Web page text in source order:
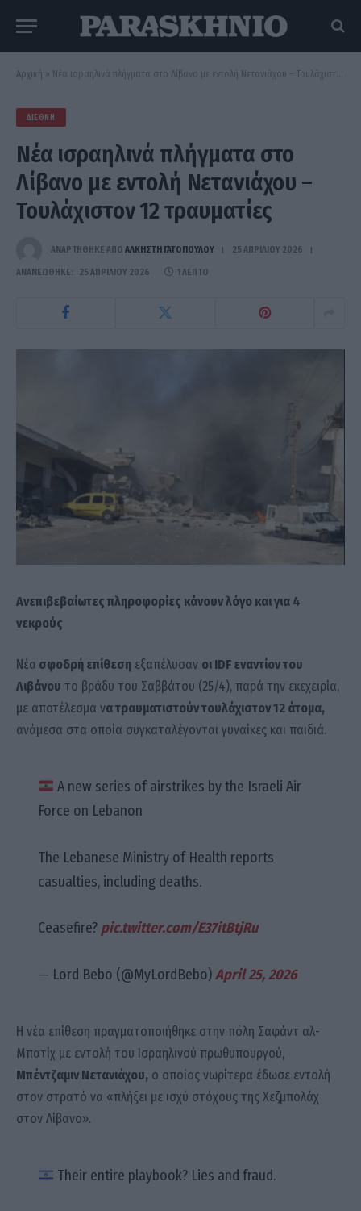
Αρχική » Νέα ισραηλινά πλήγματα στο Λίβανο με εντολή Νετανιάχου – Τουλάχιστον 12 τραυματίες
ΔΙΕΘΝΉ
Νέα ισραηλινά πλήγματα στο
Λίβανο με εντολή Νετανιάχου –
Τουλάχιστον 12 τραυματίες
ΑΝΑΡΤΗΘΗΚΕ ΑΠΟ ΆΛΚΗΣΤΗ ΓΑΤΟΠΟΎΛΟΥ 25 ΑΠΡΙΛΊΟΥ 2026
ΑΝΑΝΕΏΘΗΚΕ: 25 ΑΠΡΙΛΊΟΥ 2026 1 ΛΕΠΤΌ
Ανεπιβεβαίωτες πληροφορίες κάνουν λόγο και για 4
νεκρούς
Νέα σφοδρή επίθεση εξαπέλυσαν οι IDF εναντίον του
Λιβάνου το βράδυ του Σαββάτου (25/4), παρά την εκεχειρία,
με αποτέλεσμα να τραυματιστούν τουλάχιστον 12 άτομα,
ανάμεσα στα οποία συγκαταλέγονται γυναίκες και παιδιά.
A new series of airstrikes by the Israeli Air
Force on Lebanon
The Lebanese Ministry of Health reports
casualties, including deaths.
Ceasefire? pic.twitter.com/E37itBtjRu
— Lord Bebo (@MyLordBebo)April 25, 2026
Η νέα επίθεση πραγματοποιήθηκε στην πόλη Σαφάντ αλ-
Μπατίχ με εντολή του Ισραηλινού πρωθυπουργού,
Μπέντζαμιν Νετανιάχου, ο οποίος νωρίτερα έδωσε εντολή
στον στρατό να «πλήξει με ισχύ στόχους της Χεζμπολάχ
στον Λίβανο».
Their entire playbook? Lies and fraud.